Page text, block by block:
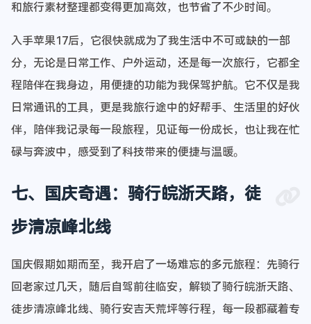
和旅行素材整理都变得更加高效，也节省了不少时间。
入手苹果17后，它很快就成为了我生活中不可或缺的一部
分，无论是日常工作、户外运动，还是每一次旅行，它都全
程陪伴在我身边，用便捷的功能为我保驾护航。它不仅是我
日常通讯的工具，更是我旅行途中的好帮手、生活里的好伙
伴，陪伴我记录每一段旅程，见证每一份成长，也让我在忙
碌与奔波中，感受到了科技带来的便捷与温暖。
七、国庆奇遇：骑行皖浙天路，徒
步清凉峰北线
国庆假期如期而至，我开启了一场难忘的多元旅程：先骑行
回老家过几天，随后自驾前往临安，解锁了骑行皖浙天路、
徒步清凉峰北线、骑行安吉天荒坪等行程，每一段都藏着专